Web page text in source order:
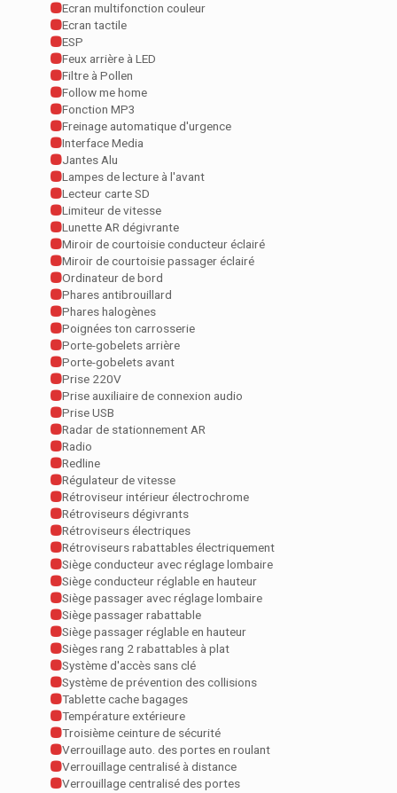
Ecran multifonction couleur
Ecran tactile
ESP
Feux arrière à LED
Filtre à Pollen
Follow me home
Fonction MP3
Freinage automatique d'urgence
Interface Media
Jantes Alu
Lampes de lecture à l'avant
Lecteur carte SD
Limiteur de vitesse
Lunette AR dégivrante
Miroir de courtoisie conducteur éclairé
Miroir de courtoisie passager éclairé
Ordinateur de bord
Phares antibrouillard
Phares halogènes
Poignées ton carrosserie
Porte-gobelets arrière
Porte-gobelets avant
Prise 220V
Prise auxiliaire de connexion audio
Prise USB
Radar de stationnement AR
Radio
Redline
Régulateur de vitesse
Rétroviseur intérieur électrochrome
Rétroviseurs dégivrants
Rétroviseurs électriques
Rétroviseurs rabattables électriquement
Siège conducteur avec réglage lombaire
Siège conducteur réglable en hauteur
Siège passager avec réglage lombaire
Siège passager rabattable
Siège passager réglable en hauteur
Sièges rang 2 rabattables à plat
Système d'accès sans clé
Système de prévention des collisions
Tablette cache bagages
Température extérieure
Troisième ceinture de sécurité
Verrouillage auto. des portes en roulant
Verrouillage centralisé à distance
Verrouillage centralisé des portes